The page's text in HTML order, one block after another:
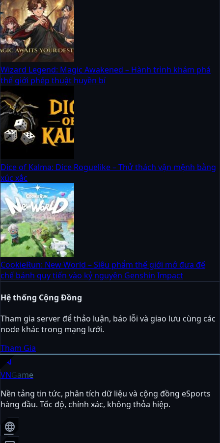
Wizard Legend: Magic Awakened – Hành trình khám phá
thế giới phép thuật huyền bí
Dice of Kalma: Dice Roguelike – Thử thách vận mệnh bằng
xúc xắc
CookieRun: New World – Siêu phẩm thế giới mở đưa đế
chế bánh quy tiến vào kỷ nguyên Genshin Impact
Hệ thống Cộng Đồng
Tham gia server để thảo luận, báo lỗi và giao lưu cùng các
node khác trong mạng lưới.
Tham Gia
sports_esports
VNGame
Nền tảng tin tức, phân tích dữ liệu và cộng đồng eSports
hàng đầu. Tốc độ, chính xác, không thỏa hiệp.
language